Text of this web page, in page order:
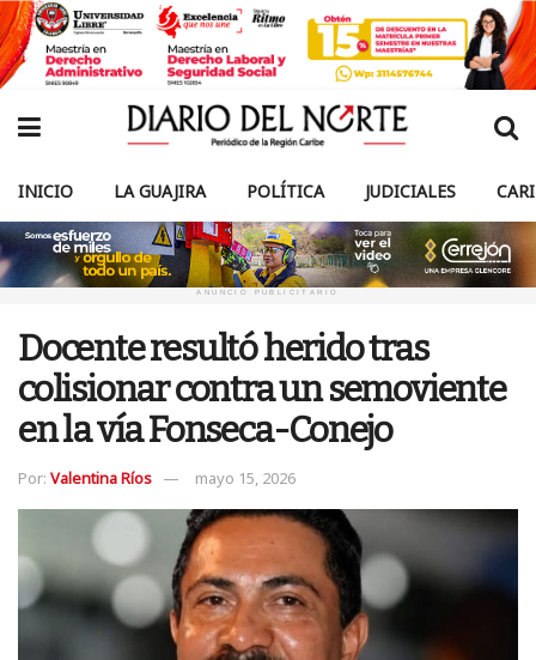
INICIO LA GUAJIRA POLÍTICA JUDICIALES
ANUNCIO PUBLICITARIO
Docente resultó herido tras
colisionar contra un semoviente
en la vía Fonseca-Conejo
Por: Valentina Ríos mayo 15, 2026